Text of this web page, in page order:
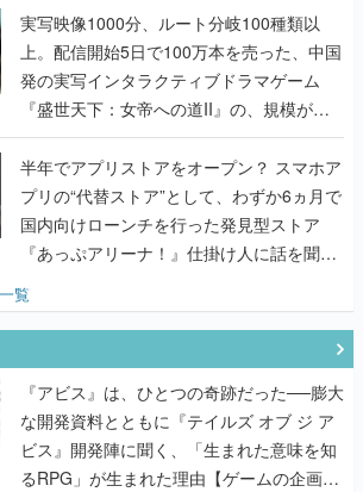
んだレジェンド2人に訊く開発秘話
実写映像1000分、ルート分岐100種類以
上。配信開始5日で100万本を売った、中国
発の実写インタラクティブドラマゲーム
『盛世天下：女帝への道II』の、規模が違
うこだわりをプロデューサーに聞いた
半年でアプリストアをオープン？ スマホア
プリの“代替ストア”として、わずか6ヵ月で
国内向けローンチを行った発見型ストア
『あっぷアリーナ！』仕掛け人に話を聞い
てみた
覧
『アビス』は、ひとつの奇跡だった──膨大
な開発資料とともに『テイルズ オブ ジ ア
ビス』開発陣に聞く、「生まれた意味を知
るRPG」が生まれた理由【ゲームの企画